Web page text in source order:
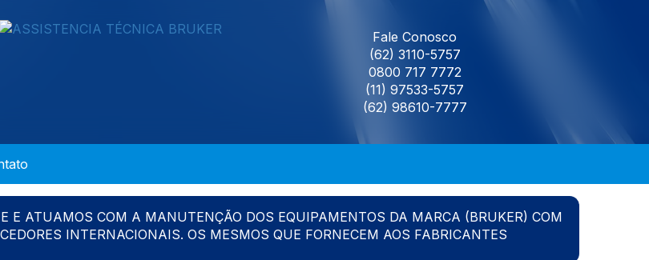
Fale Conosco
(62) 3110-5757
0800 717 7772
(11) 97533-5757
(62) 98610-7777
E ATUAMOS COM A MANUTENÇÃO DOS EQUIPAMENTOS DA MARCA (BRUKER) COM
INTERNACIONAIS. OS MESMOS QUE FORNECEM AOS FABRICANTES